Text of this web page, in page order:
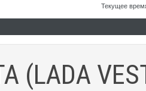
Текущее
(LADA